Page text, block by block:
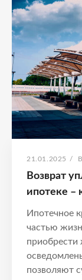
на
21.01.2025 /
Возврат
ипотеке –
Ипотечное
частью
приобрести
позволяют